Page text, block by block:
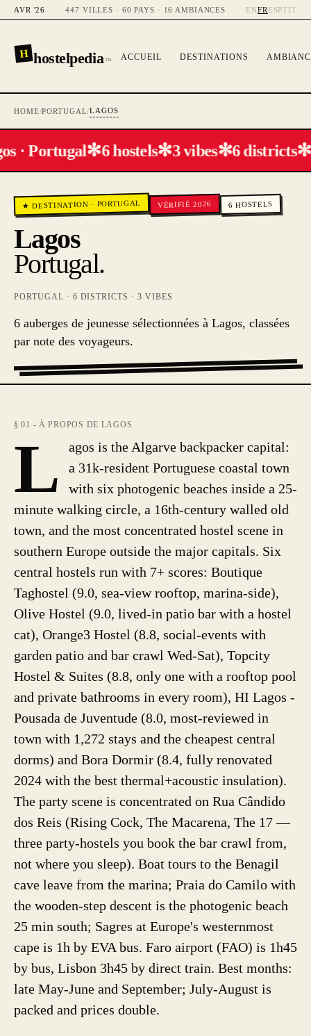
AVR '26 447 VILLES · 60 PAYS · 16 AMBIANCES ENFR ESPTIT
H hostelpedia™ ACCUEIL DESTINATIONS
HOME/PORTUGAL/LAGOS
· Portugal✻6 hostels✻3 vibes✻6 districts✻
★ DESTINATION · PORTUGAL VÉRIFIÉ 2026 6 HOSTELS
Lagos
Portugal.
PORTUGAL · 6 DISTRICTS ·3 VIBES
6 auberges de jeunesse sélectionnées à Lagos, classées
par note des voyageurs.
§ 01 - À PROPOS DE LAGOS
L
agos is the Algarve backpacker capital:
a 31k-resident Portuguese coastal town
with six photogenic beaches inside a 25-
minute walking circle, a 16th-century walled old
town, and the most concentrated hostel scene in
southern Europe outside the major capitals. Six
central hostels run with 7+ scores: Boutique
Taghostel (9.0, sea-view rooftop, marina-side),
Olive Hostel (9.0, lived-in patio bar with a hostel
cat), Orange3 Hostel (8.8, social-events with
garden patio and bar crawl Wed-Sat), Topcity
Hostel & Suites (8.8, only one with a rooftop pool
and private bathrooms in every room), HI Lagos -
Pousada de Juventude (8.0, most-reviewed in
town with 1,272 stays and the cheapest central
dorms) and Bora Dormir (8.4, fully renovated
2024 with the best thermal+acoustic insulation).
The party scene is concentrated on Rua Cândido
dos Reis (Rising Cock, The Macarena, The 17 —
three party-hostels you book the bar crawl from,
not where you sleep). Boat tours to the Benagil
cave leave from the marina; Praia do Camilo with
the wooden-step descent is the photogenic beach
25 min south; Sagres at Europe's westernmost
cape is 1h by EVA bus. Faro airport (FAO) is 1h45
by bus, Lisbon 3h45 by direct train. Best months:
late May-June and September; July-August is
packed and prices double.